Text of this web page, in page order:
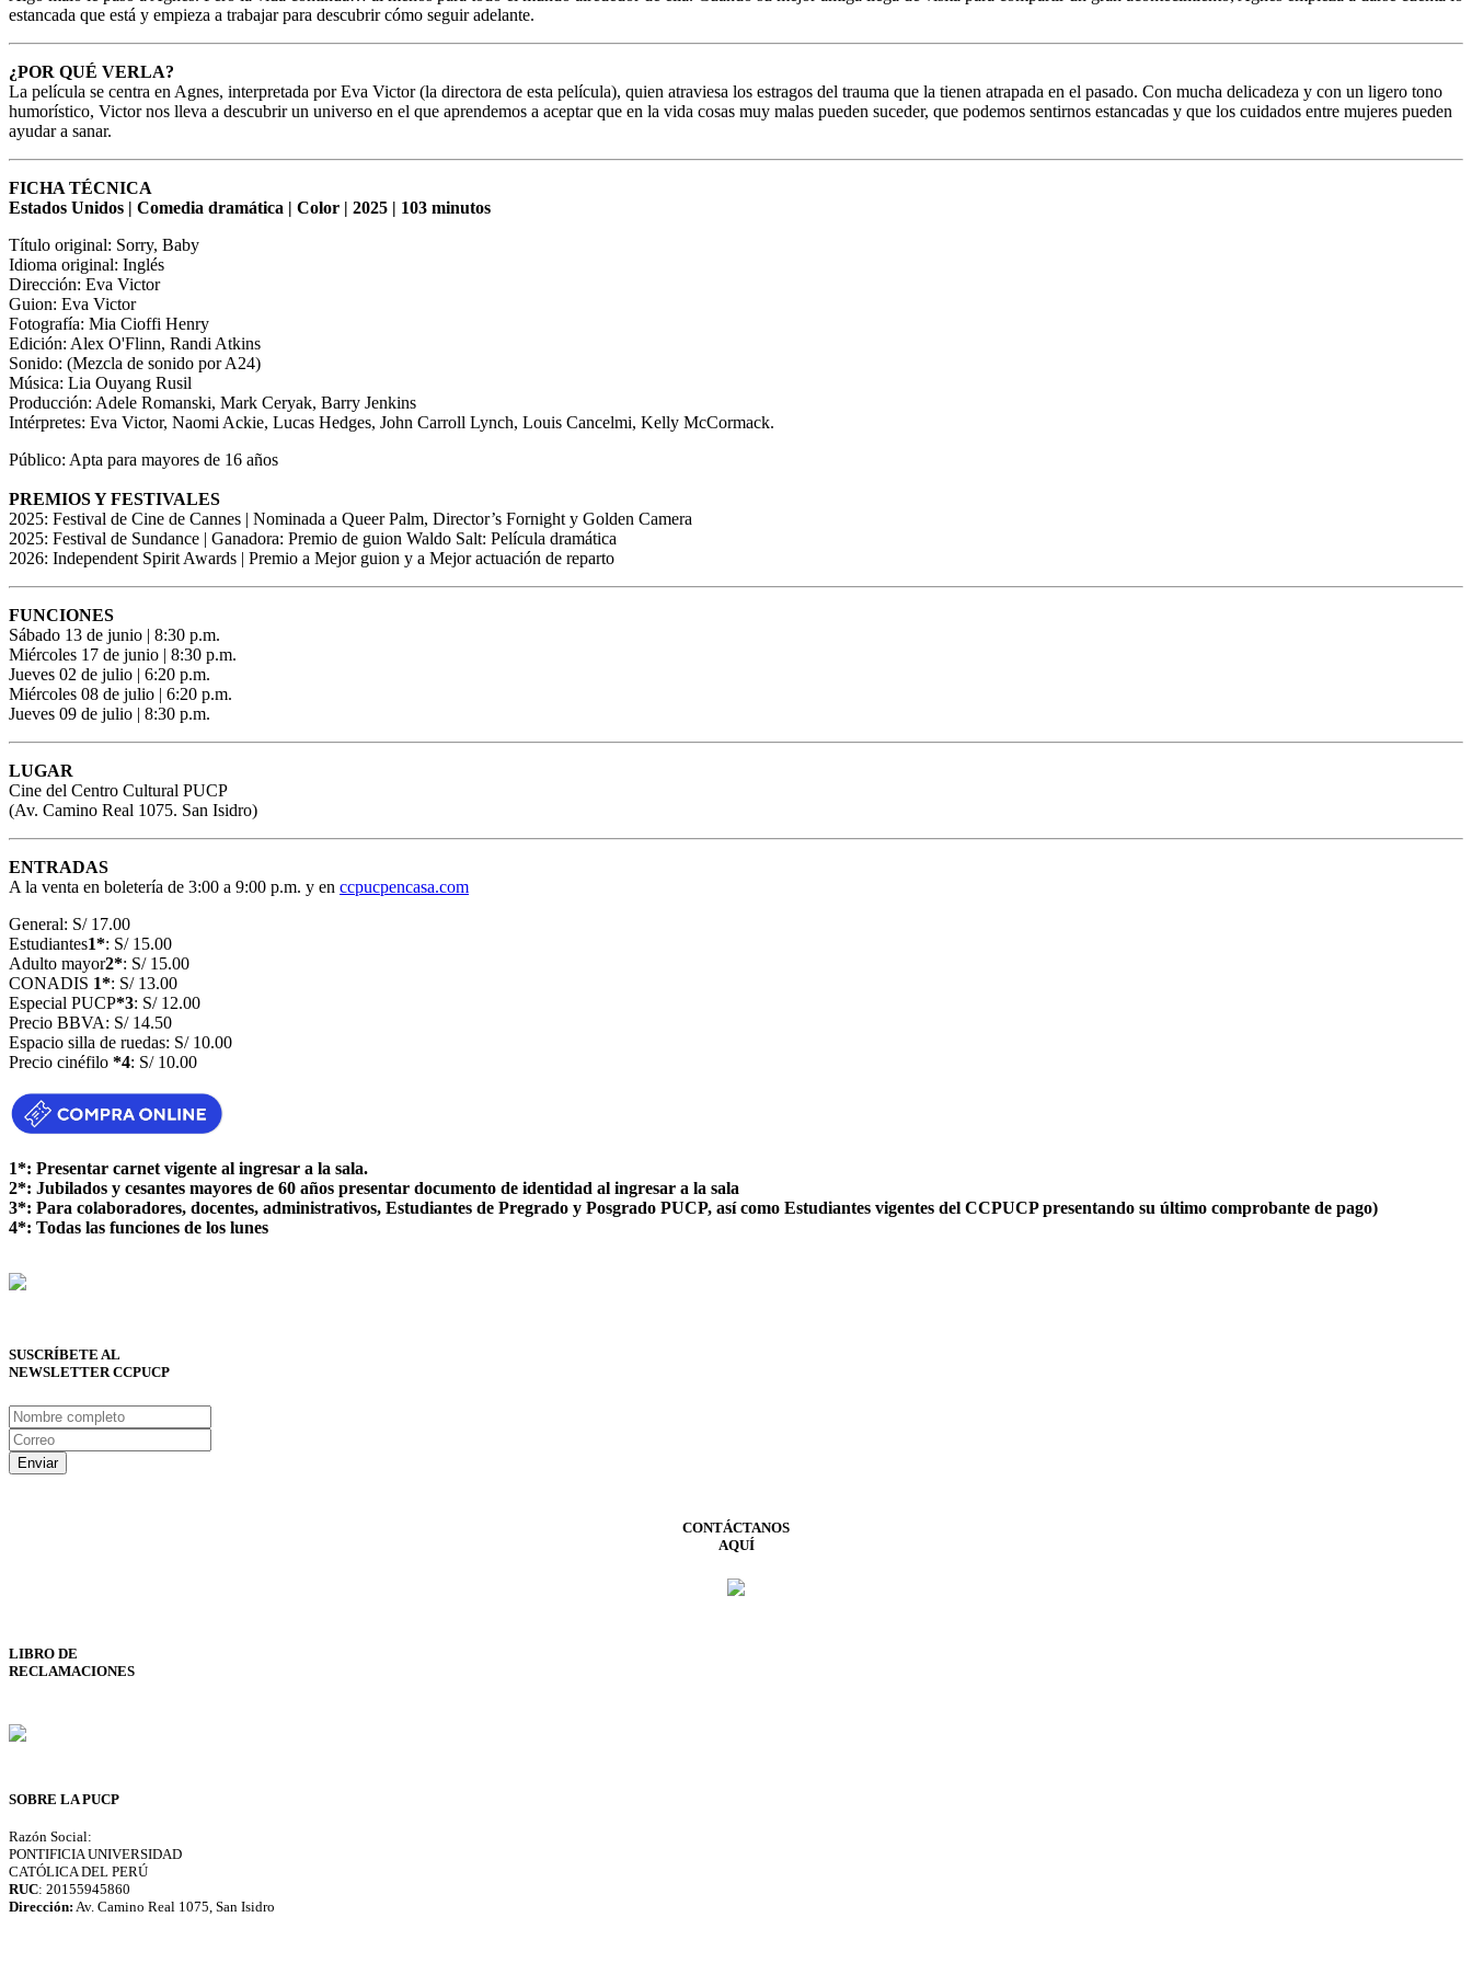
estancada que está y empieza a trabajar para descubrir cómo seguir adelante.
¿POR QUÉ VERLA?
La película se centra en Agnes, interpretada por Eva Victor (la directora de esta película), quien atraviesa los estragos del trauma que la tienen atrapada en el pasado. Con mucha delicadeza y con un ligero tono
humorístico, Victor nos lleva a descubrir un universo en el que aprendemos a aceptar que en la vida cosas muy malas pueden suceder, que podemos sentirnos estancadas y que los cuidados entre mujeres pueden
ayudar a sanar.
FICHA TÉCNICA
Estados Unidos | Comedia dramática | Color | 2025 | 103 minutos
Título original: Sorry, Baby
Idioma original: Inglés
Dirección: Eva Victor
Guion: Eva Victor
Fotografía: Mia Cioffi Henry
Edición: Alex O'Flinn, Randi Atkins
Sonido: (Mezcla de sonido por A24)
Música: Lia Ouyang Rusil
Producción: Adele Romanski, Mark Ceryak, Barry Jenkins
Intérpretes: Eva Victor, Naomi Ackie, Lucas Hedges, John Carroll Lynch, Louis Cancelmi, Kelly McCormack.
Público: Apta para mayores de 16 años
PREMIOS Y FESTIVALES
2025: Festival de Cine de Cannes | Nominada a Queer Palm, Director’s Fornight y Golden Camera
2025: Festival de Sundance | Ganadora: Premio de guion Waldo Salt: Película dramática
2026: Independent Spirit Awards | Premio a Mejor guion y a Mejor actuación de reparto
FUNCIONES
Sábado 13 de junio | 8:30 p.m.
Miércoles 17 de junio | 8:30 p.m.
Jueves 02 de julio | 6:20 p.m.
Miércoles 08 de julio | 6:20 p.m.
Jueves 09 de julio | 8:30 p.m.
LUGAR
Cine del Centro Cultural PUCP
(Av. Camino Real 1075. San Isidro)
ENTRADAS
A la venta en boletería de 3:00 a 9:00 p.m. y en ccpucpencasa.com
General: S/ 17.00
Estudiantes1*: S/ 15.00
Adulto mayor2*: S/ 15.00
CONADIS 1*: S/ 13.00
Especial PUCP*3: S/ 12.00
Precio BBVA: S/ 14.50
Espacio silla de ruedas: S/ 10.00
Precio cinéfilo *4: S/ 10.00
1*: Presentar carnet vigente al ingresar a la sala.
2*: Jubilados y cesantes mayores de 60 años presentar documento de identidad al ingresar a la sala
3*: Para colaboradores, docentes, administrativos, Estudiantes de Pregrado y Posgrado PUCP, así como Estudiantes vigentes del CCPUCP presentando su último comprobante de pago)
4*: Todas las funciones de los lunes
SUSCRÍBETE AL
NEWSLETTER CCPUCP
CONTÁCTANOS
AQUÍ
LIBRO DE
RECLAMACIONES
SOBRE LA PUCP
Razón Social:
PONTIFICIA UNIVERSIDAD
CATÓLICA DEL PERÚ
RUC: 20155945860
Dirección: Av. Camino Real 1075, San Isidro